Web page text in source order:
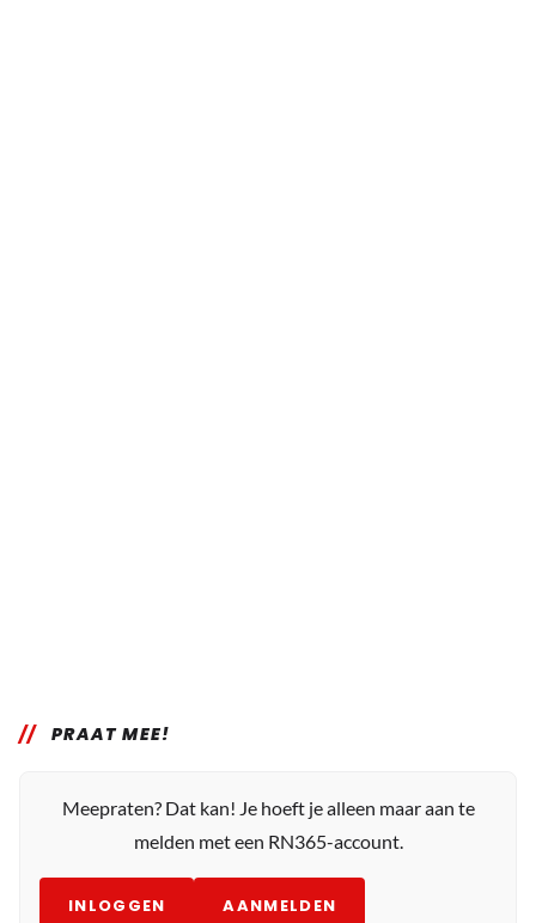
PRAAT MEE!
Meepraten? Dat kan! Je hoeft je alleen maar aan te
melden met een RN365-account.
INLOGGEN AANMELDEN